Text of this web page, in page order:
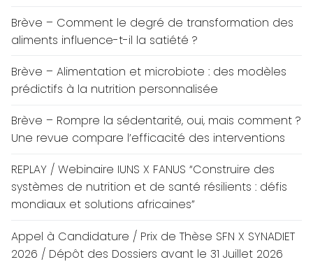
Brève – Comment le degré de transformation des
aliments influence-t-il la satiété ?
Brève – Alimentation et microbiote : des modèles
prédictifs à la nutrition personnalisée
Brève – Rompre la sédentarité, oui, mais comment ?
Une revue compare l’efficacité des interventions
REPLAY / Webinaire IUNS X FANUS “Construire des
systèmes de nutrition et de santé résilients : défis
mondiaux et solutions africaines”
Appel à Candidature / Prix de Thèse SFN X SYNADIET
2026 / Dépôt des Dossiers avant le 31 Juillet 2026